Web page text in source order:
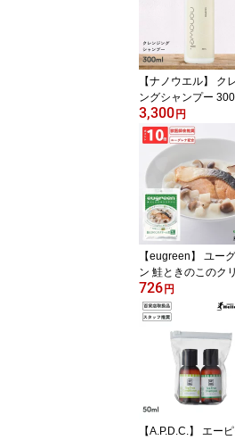
ウェットフード 国産
トルト 日本製 無添
アニバーサリー 誕
記念日 ごほうび
【ナノウエル】 ク
ングシャンプー
日出荷 オールインワ
犬 犬用 猫 猫用 ケア
ペット セルフ ウォ
ュ ドッグ キャット
ディショナー ふわ
サラサラ 保湿 消臭
マー トリミング パ
シニア
3,300 円
【eugreen】 ユー
ン 鮭ときのこのク
煮 100g 翌日出荷 ［
ードッグ公式］ 獣
推奨 ユーグレナ配合
ッグフード ウェッ
ド 国産 レトルト 日
着色料無添加 香料
酸化防止剤無添加
726 円
【A.P.D.C.】 エー